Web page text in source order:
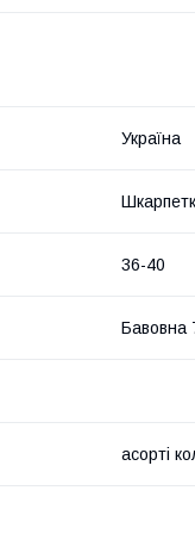
Україна
36-40
Бавовна
асорті